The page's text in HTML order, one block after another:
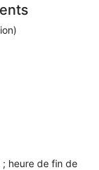
heure de fin de